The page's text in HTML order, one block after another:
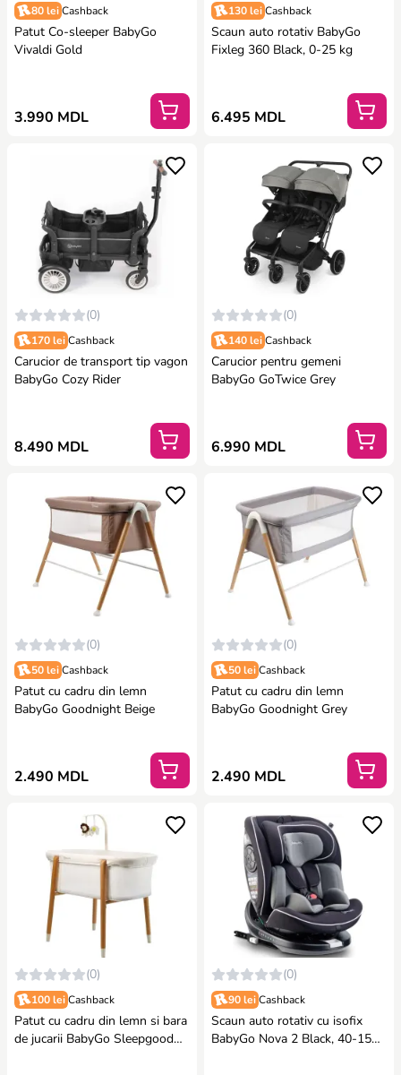
80 lei Cashback
Patut Co-sleeper BabyGo
Vivaldi Gold
3.990 MDL
130 lei Cashback
Scaun auto rotativ BabyGo
Fixleg 360 Black, 0-25 kg
6.495 MDL
(0)
170 lei Cashback
Carucior de transport tip vagon
BabyGo Cozy Rider
8.490 MDL
(0)
140 lei Cashback
Carucior pentru gemeni
BabyGo GoTwice Grey
6.990 MDL
(0)
50 lei Cashback
Patut cu cadru din lemn
BabyGo Goodnight Beige
2.490 MDL
(0)
50 lei Cashback
Patut cu cadru din lemn
BabyGo Goodnight Grey
2.490 MDL
(0)
100 lei Cashback
Patut cu cadru din lemn si bara
de jucarii BabyGo Sleepgood
(0)
90 lei Cashback
Scaun auto rotativ cu isofix
BabyGo Nova 2 Black, 40-150